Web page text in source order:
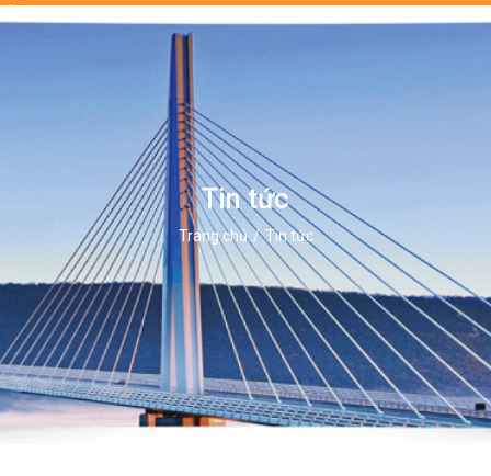
Tin tức
Trang chủ Tin tức